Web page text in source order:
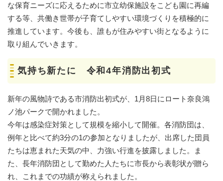
な保育ニーズに応えるために市立幼保施設をこども園に再編
する等、共働き世帯が子育てしやすい環境づくりを積極的に
推進しています。今後も、誰もが住みやすい街となるように
取り組んでいきます。
気持ち新たに 令和4年消防出初式
新年の風物詩である市消防出初式が、1月8日にロート奈良鴻
ノ池パークで開かれました。
今年は感染症対策として規模を縮小して開催。各消防団は、
例年と比べて約3分の1の参加となりましたが、出席した団員
たちは恵まれた天気の中、力強い行進を披露しました。ま
た、長年消防団として勤めた人たちに市長から表彰状が贈ら
れ、これまでの功績が称えられました。